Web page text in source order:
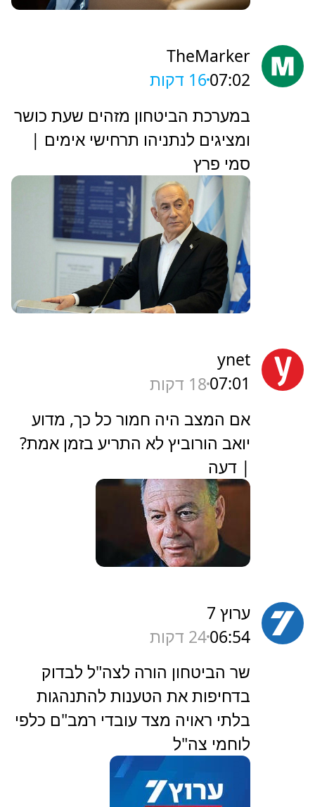
TheMarker
07:0216 דקות
‏במערכת הביטחון מזהים שעת כושר
ומציגים לנתניהו תרחישי אימים |
סמי פרץ
ynet
07:0118 דקות
אם המצב היה חמור כל כך, מדוע
יואב הורוביץ לא התריע בזמן אמת?
| דעה
ערוץ 7
06:5424 דקות
‏שר הביטחון הורה לצה"ל לבדוק
בדחיפות את הטענות להתנהגות
בלתי ראויה מצד עובדי רמב"ם כלפי
לוחמי צה"ל